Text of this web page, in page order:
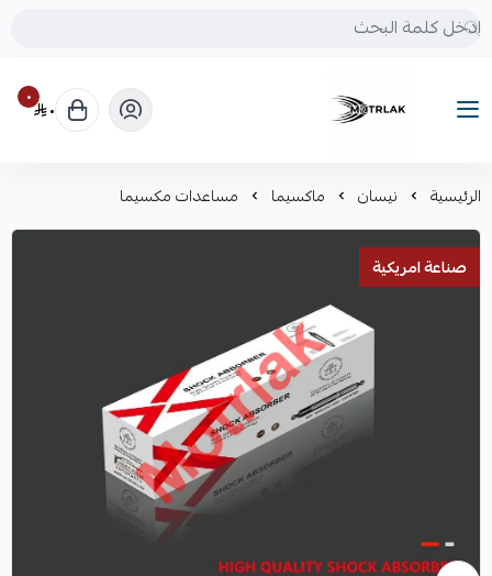
Motrlak
٠ ٠
الرئيسية نيسان ماكسيما مساعدات مكسيما
صناعة امريكية